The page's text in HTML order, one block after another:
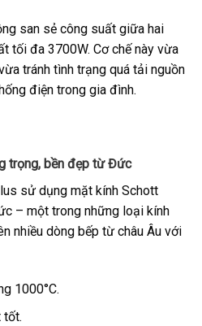
san sẻ công suất giữa hai
tối đa 3700W. Cơ chế này vừa
tránh tình trạng quá tải nguồn
điện trong gia đình.
trọng, bền đẹp từ Đức
sử dụng mặt kính Schott
– một trong những loại kính
nhiều dòng bếp từ châu Âu với
1000°C.
tốt.